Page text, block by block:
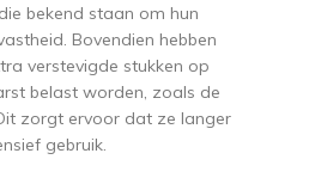
bekend staan om hun
Bovendien hebben
verstevigde stukken op
belast worden, zoals de
zorgt ervoor dat ze langer
gebruik.